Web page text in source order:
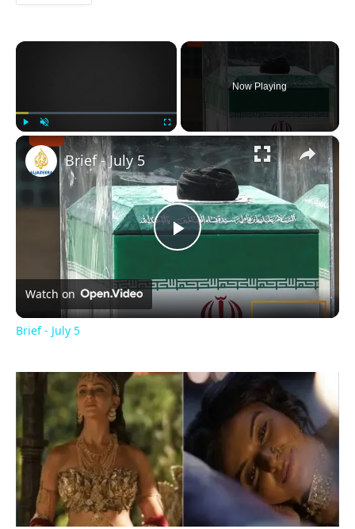
×
Play Unmute Fullscreen
Now Playing
×
Play
Video
Brief - July 5
Watch on
Brief - July 5